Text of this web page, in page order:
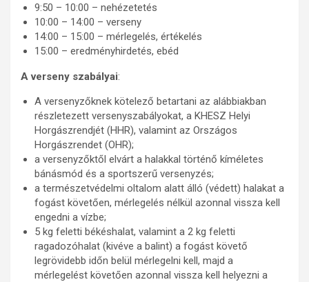
9:50 – 10:00 – nehézetetés
10:00 – 14:00 – verseny
14:00 – 15:00 – mérlegelés, értékelés
15:00 – eredményhirdetés, ebéd
A verseny szabályai:
A versenyzőknek kötelező betartani az alábbiakban
részletezett versenyszabályokat, a KHESZ Helyi
Horgászrendjét (HHR), valamint az Országos
Horgászrendet (OHR);
a versenyzőktől elvárt a halakkal történő kíméletes
bánásmód és a sportszerű versenyzés;
a természetvédelmi oltalom alatt álló (védett) halakat a
fogást követően, mérlegelés nélkül azonnal vissza kell
engedni a vízbe;
5 kg feletti békéshalat, valamint a 2 kg feletti
ragadozóhalat (kivéve a balint) a fogást követő
legrövidebb időn belül mérlegelni kell, majd a
mérlegelést követően azonnal vissza kell helyezni a